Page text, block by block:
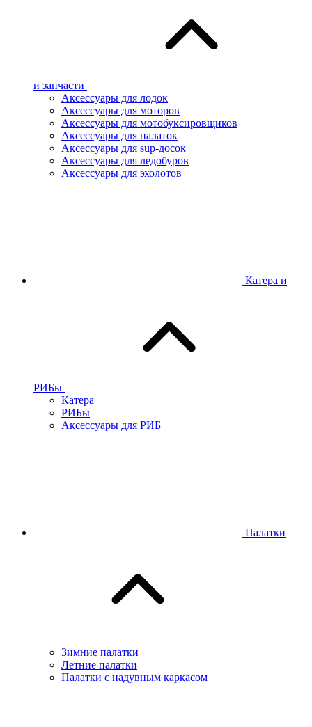
и запчасти
Аксессуары для лодок
Аксессуары для моторов
Аксессуары для мотобуксировщиков
Аксессуары для палаток
Аксессуары для sup-досок
Аксессуары для ледобуров
Аксессуары для эхолотов
Катера и
РИБы
Катера
РИБы
Аксессуары для РИБ
Палатки
Зимние палатки
Летние палатки
Палатки с надувным каркасом